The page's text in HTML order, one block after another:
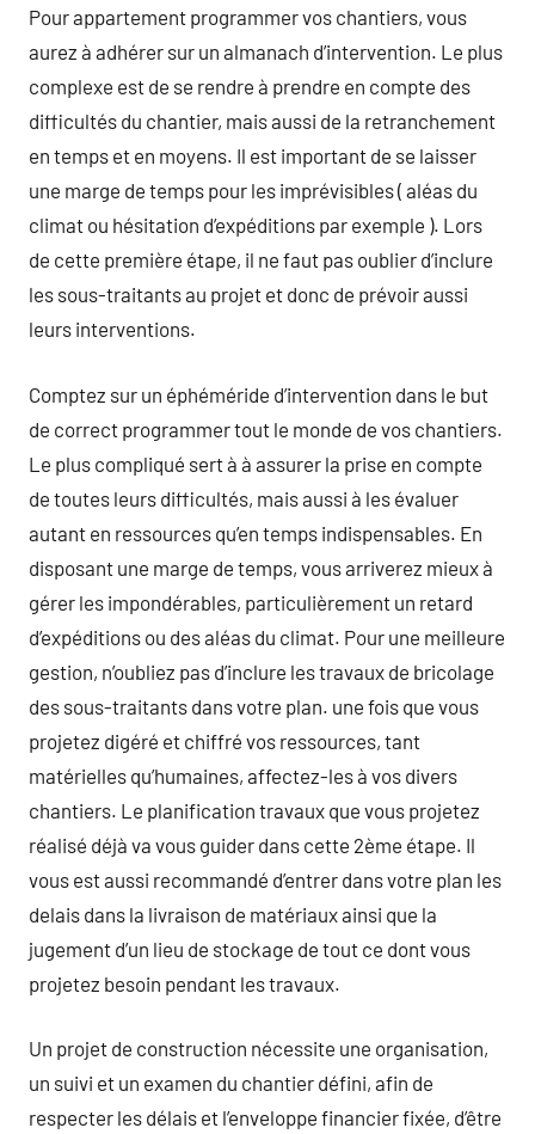
Pour appartement programmer vos chantiers, vous
aurez à adhérer sur un almanach d’intervention. Le plus
complexe est de se rendre à prendre en compte des
difficultés du chantier, mais aussi de la retranchement
en temps et en moyens. Il est important de se laisser
une marge de temps pour les imprévisibles ( aléas du
climat ou hésitation d’expéditions par exemple ). Lors
de cette première étape, il ne faut pas oublier d’inclure
les sous-traitants au projet et donc de prévoir aussi
leurs interventions.
Comptez sur un éphéméride d’intervention dans le but
de correct programmer tout le monde de vos chantiers.
Le plus compliqué sert à à assurer la prise en compte
de toutes leurs difficultés, mais aussi à les évaluer
autant en ressources qu’en temps indispensables. En
disposant une marge de temps, vous arriverez mieux à
gérer les impondérables, particulièrement un retard
d’expéditions ou des aléas du climat. Pour une meilleure
gestion, n’oubliez pas d’inclure les travaux de bricolage
des sous-traitants dans votre plan. une fois que vous
projetez digéré et chiffré vos ressources, tant
matérielles qu’humaines, affectez-les à vos divers
chantiers. Le planification travaux que vous projetez
réalisé déjà va vous guider dans cette 2ème étape. Il
vous est aussi recommandé d’entrer dans votre plan les
delais dans la livraison de matériaux ainsi que la
jugement d’un lieu de stockage de tout ce dont vous
projetez besoin pendant les travaux.
Un projet de construction nécessite une organisation,
un suivi et un examen du chantier défini, afin de
respecter les délais et l’enveloppe financier fixée, d’être